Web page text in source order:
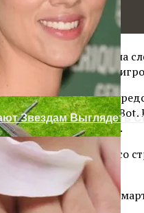
Звездам Выглядеть
может состояться на
новостей в
разработчики
30-летия Astro
вероятность анонса.
решение связано со
аудитории.
— Новости о